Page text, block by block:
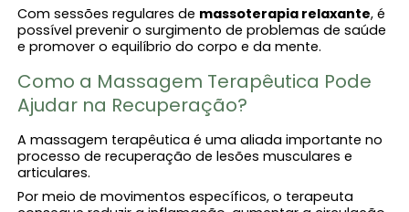
Com sessões regulares de massoterapia relaxante, é
possível prevenir o surgimento de problemas de saúde
e promover o equilíbrio do corpo e da mente.
Como a Massagem Terapêutica Pode
Ajudar na Recuperação?
A massagem terapêutica é uma aliada importante no
processo de recuperação de lesões musculares e
articulares.
Por meio de movimentos específicos, o terapeuta